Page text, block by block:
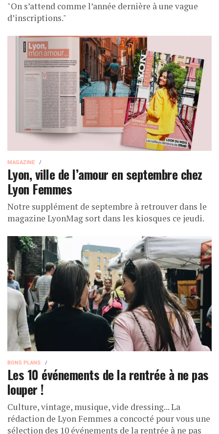
"On s’attend comme l’année dernière à une vague
d’inscriptions."
MAGAZINE
Lyon, ville de l’amour en septembre chez
Lyon Femmes
Notre supplément de septembre à retrouver dans le
magazine LyonMag sort dans les kiosques ce jeudi.
BONS PLANS
Les 10 événements de la rentrée à ne pas
louper !
Culture, vintage, musique, vide dressing... La
rédaction de Lyon Femmes a concocté pour vous une
sélection des 10 événements de la rentrée à ne pas